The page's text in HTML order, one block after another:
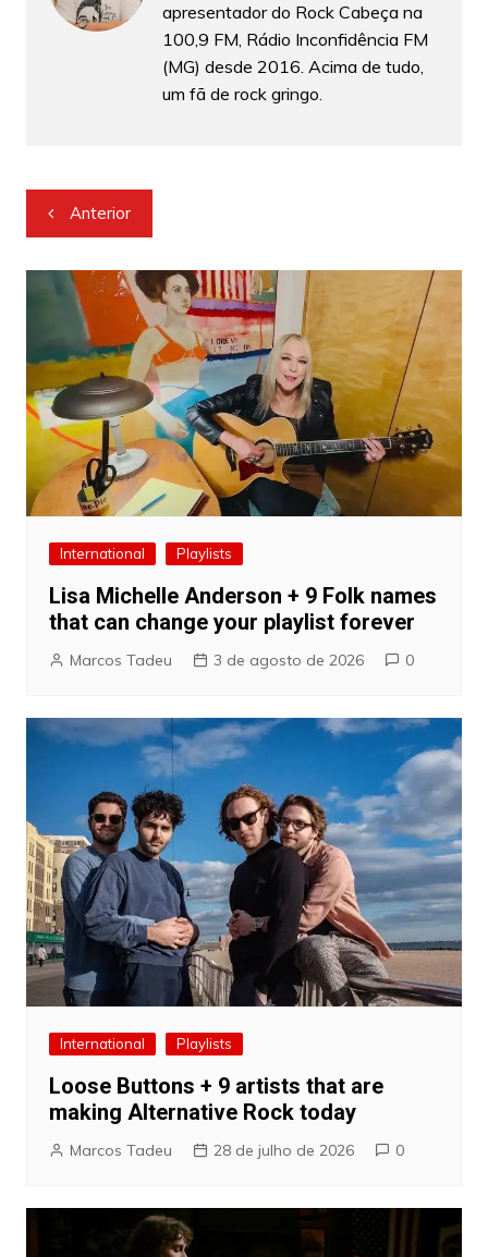
apresentador do Rock Cabeça na
100,9 FM, Rádio Inconfidência FM
(MG) desde 2016. Acima de tudo,
um fã de rock gringo.
Navegação
de
Post
Anterior
International Playlists
Lisa Michelle Anderson + 9 Folk names
that can change your playlist forever
Marcos Tadeu 3 de agosto de 2026 0
International Playlists
Loose Buttons + 9 artists that are
making Alternative Rock today
Marcos Tadeu 28 de julho de 2026 0